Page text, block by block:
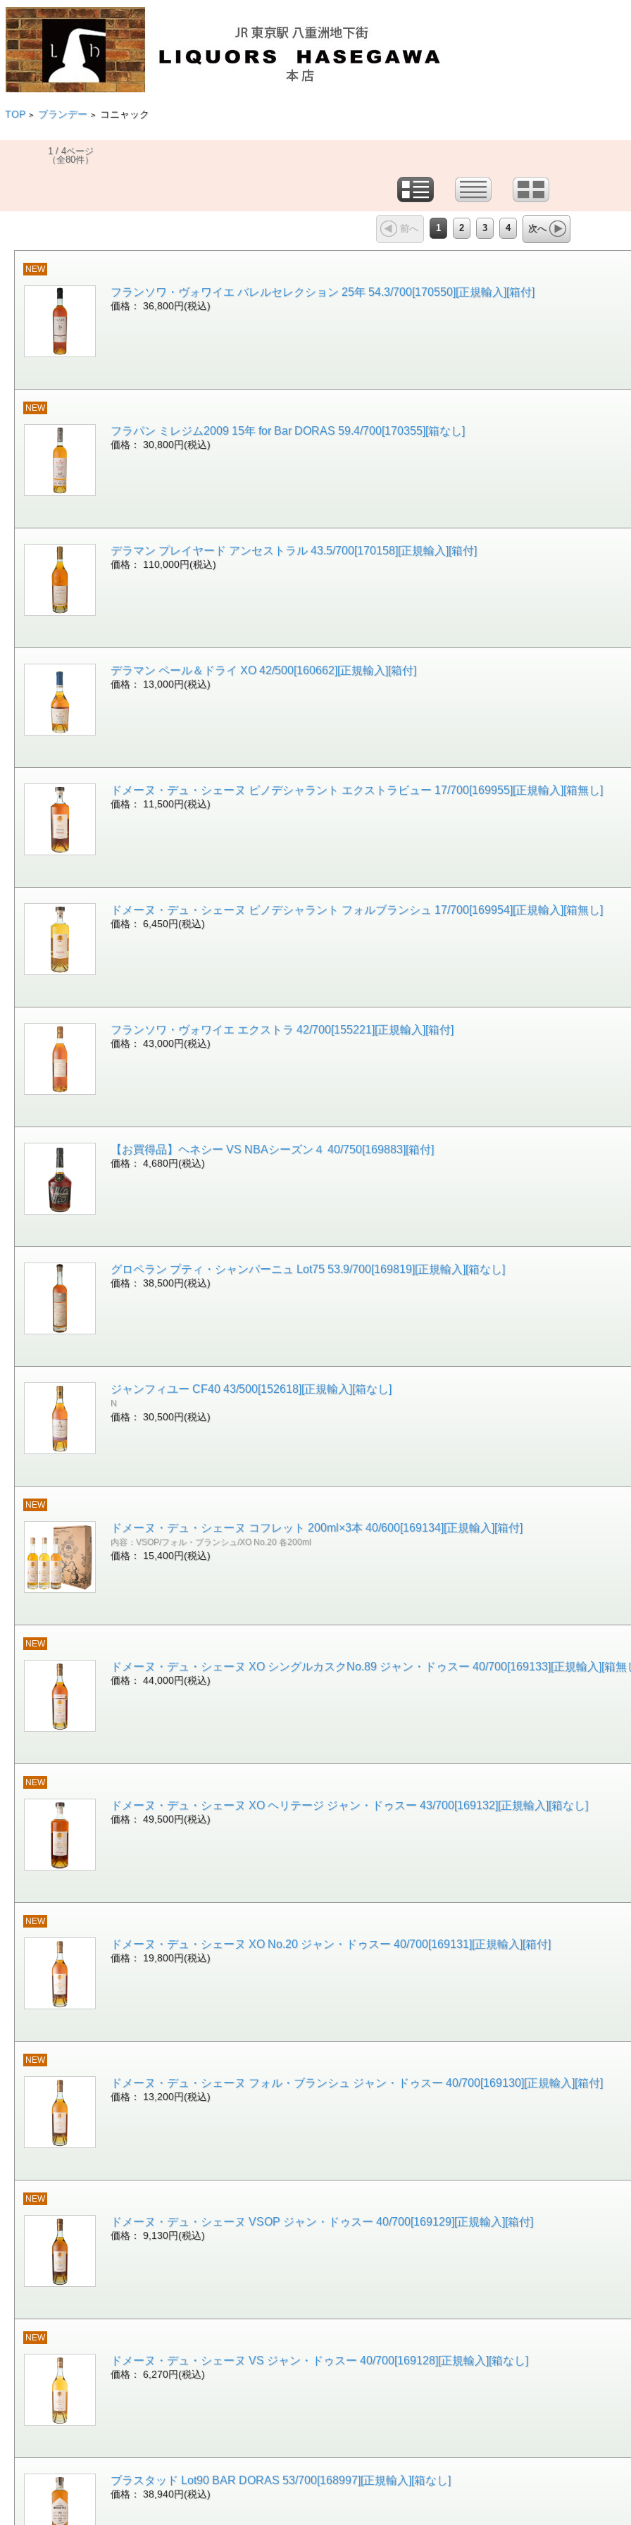
TOP > ブランデー > コニャック
1 / 4ページ
（全80件）
前へ 1 2 3 4 次へ
NEW
フランソワ・ヴォワイエ バレルセレクション 25年 54.3/700[170550][正規輸入][箱付]
価格： 36,800円(税込)
NEW
フラパン ミレジム2009 15年 for Bar DORAS 59.4/700[170355][箱なし]
価格： 30,800円(税込)
デラマン プレイヤード アンセストラル 43.5/700[170158][正規輸入][箱付]
価格： 110,000円(税込)
デラマン ペール＆ドライ XO 42/500[160662][正規輸入][箱付]
価格： 13,000円(税込)
ドメーヌ・デュ・シェーヌ ピノデシャラント エクストラビュー 17/700[169955][正規輸入][箱無し]
価格： 11,500円(税込)
ドメーヌ・デュ・シェーヌ ピノデシャラント フォルブランシュ 17/700[169954][正規輸入][箱無し]
価格： 6,450円(税込)
フランソワ・ヴォワイエ エクストラ 42/700[155221][正規輸入][箱付]
価格： 43,000円(税込)
【お買得品】ヘネシー VS NBAシーズン４ 40/750[169883][箱付]
価格： 4,680円(税込)
グロペラン プティ・シャンパーニュ Lot75 53.9/700[169819][正規輸入][箱なし]
価格： 38,500円(税込)
ジャンフィユー CF40 43/500[152618][正規輸入][箱なし]
N
価格： 30,500円(税込)
NEW
ドメーヌ・デュ・シェーヌ コフレット 200ml×3本 40/600[169134][正規輸入][箱付]
内容：VSOP/フォル・ブランシュ/XO No.20 各200ml
価格： 15,400円(税込)
NEW
ドメーヌ・デュ・シェーヌ XO シングルカスクNo.89 ジャン・ドゥスー 40/700[169133][正規輸入][箱無
価格： 44,000円(税込)
NEW
ドメーヌ・デュ・シェーヌ XO ヘリテージ ジャン・ドゥスー 43/700[169132][正規輸入][箱なし]
価格： 49,500円(税込)
NEW
ドメーヌ・デュ・シェーヌ XO No.20 ジャン・ドゥスー 40/700[169131][正規輸入][箱付]
価格： 19,800円(税込)
NEW
ドメーヌ・デュ・シェーヌ フォル・ブランシュ ジャン・ドゥスー 40/700[169130][正規輸入][箱付]
価格： 13,200円(税込)
NEW
ドメーヌ・デュ・シェーヌ VSOP ジャン・ドゥスー 40/700[169129][正規輸入][箱付]
価格： 9,130円(税込)
NEW
ドメーヌ・デュ・シェーヌ VS ジャン・ドゥスー 40/700[169128][正規輸入][箱なし]
価格： 6,270円(税込)
ブラスタッド Lot90 BAR DORAS 53/700[168997][正規輸入][箱なし]
価格： 38,940円(税込)